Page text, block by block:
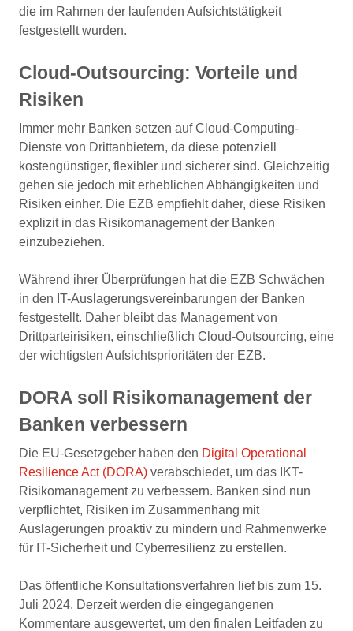
die im Rahmen der laufenden Aufsichtstätigkeit
festgestellt wurden.
Cloud-Outsourcing: Vorteile und
Risiken
Immer mehr Banken setzen auf Cloud-Computing-
Dienste von Drittanbietern, da diese potenziell
kostengünstiger, flexibler und sicherer sind. Gleichzeitig
gehen sie jedoch mit erheblichen Abhängigkeiten und
Risiken einher. Die EZB empfiehlt daher, diese Risiken
explizit in das Risikomanagement der Banken
einzubeziehen.
Während ihrer Überprüfungen hat die EZB Schwächen
in den IT-Auslagerungsvereinbarungen der Banken
festgestellt. Daher bleibt das Management von
Drittparteirisiken, einschließlich Cloud-Outsourcing, eine
der wichtigsten Aufsichtsprioritäten der EZB.
DORA soll Risikomanagement der
Banken verbessern
Die EU-Gesetzgeber haben den Digital Operational
Resilience Act (DORA) verabschiedet, um das IKT-
Risikomanagement zu verbessern. Banken sind nun
verpflichtet, Risiken im Zusammenhang mit
Auslagerungen proaktiv zu mindern und Rahmenwerke
für IT-Sicherheit und Cyberresilienz zu erstellen.
Das öffentliche Konsultationsverfahren lief bis zum 15.
Juli 2024. Derzeit werden die eingegangenen
Kommentare ausgewertet, um den finalen Leitfaden zu